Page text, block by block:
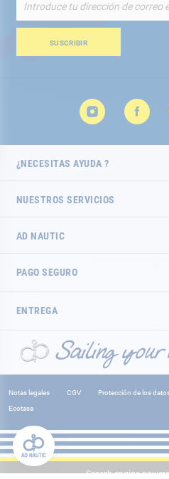
nuestro
de
SUSCRIBIR
¿NECESITAS AYUDA ?
NUESTROS SERVICIOS
AD NAUTIC
PAGO SEGURO
ENTREGA
Notas legales CGV Protección de los
Ecotasa
Search engine